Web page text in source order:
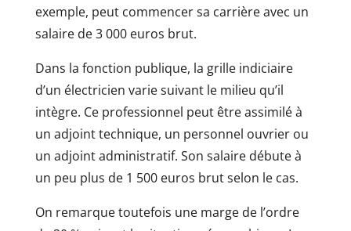
exemple, peut commencer sa carrière avec un
salaire de 3 000 euros brut.
Dans la fonction publique, la grille indiciaire
d’un électricien varie suivant le milieu qu’il
intègre. Ce professionnel peut être assimilé à
un adjoint technique, un personnel ouvrier ou
un adjoint administratif. Son salaire débute à
un peu plus de 1 500 euros brut selon le cas.
On remarque toutefois une marge de l’ordre